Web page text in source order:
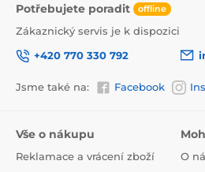
Potřebujete poradit offline
Zákaznický servis je k dispozici
+420 770 330 792
Jsme také na: Facebook
Vše o nákupu
Reklamace a vrácení zboží O